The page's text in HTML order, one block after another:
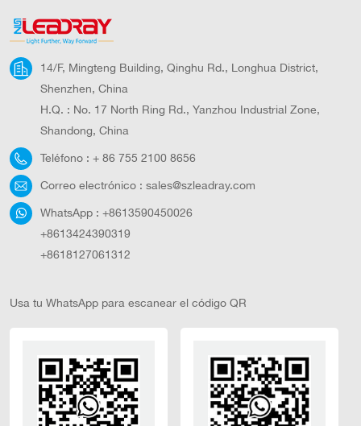
14/F, Mingteng Building, Qinghu Rd., Longhua District,
Shenzhen, China
H.Q. : No. 17 North Ring Rd., Yanzhou Industrial Zone,
Shandong, China
Teléfono : + 86 755 2100 8656
Correo electrónico : sales@szleadray.com
WhatsApp : +8613590450026
+8613424390319
+8618127061312
Usa tu WhatsApp para escanear el código QR